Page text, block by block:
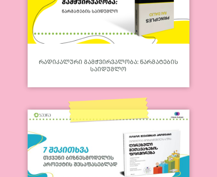
რადიკალური გამჭვირვალობა: წარმატების
საიდუმლო